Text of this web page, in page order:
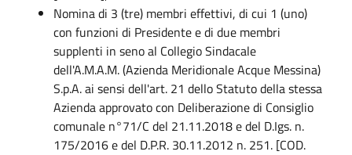
Nomina di 3 (tre) membri effettivi, di cui 1 (uno)
con funzioni di Presidente e di due membri
supplenti in seno al Collegio Sindacale
dell'A.M.A.M. (Azienda Meridionale Acque Messina)
S.p.A. ai sensi dell'art. 21 dello Statuto della stessa
Azienda approvato con Deliberazione di Consiglio
comunale n°71/C del 21.11.2018 e del D.Igs. n.
175/2016 e del D.P.R. 30.11.2012 n. 251. [COD.